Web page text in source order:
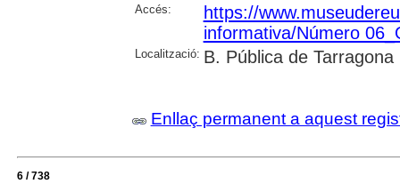
Accés:
https://
informativa/Número
Localització: B. Pública de Tarragona
Enllaç permanent a aquest
6 / 738